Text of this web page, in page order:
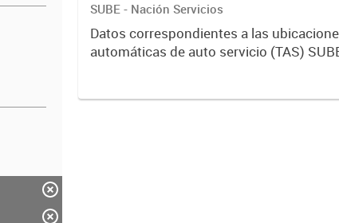
SUBE - Nación Servicios
Datos correspondientes a las
automáticas de auto servicio (TAS)